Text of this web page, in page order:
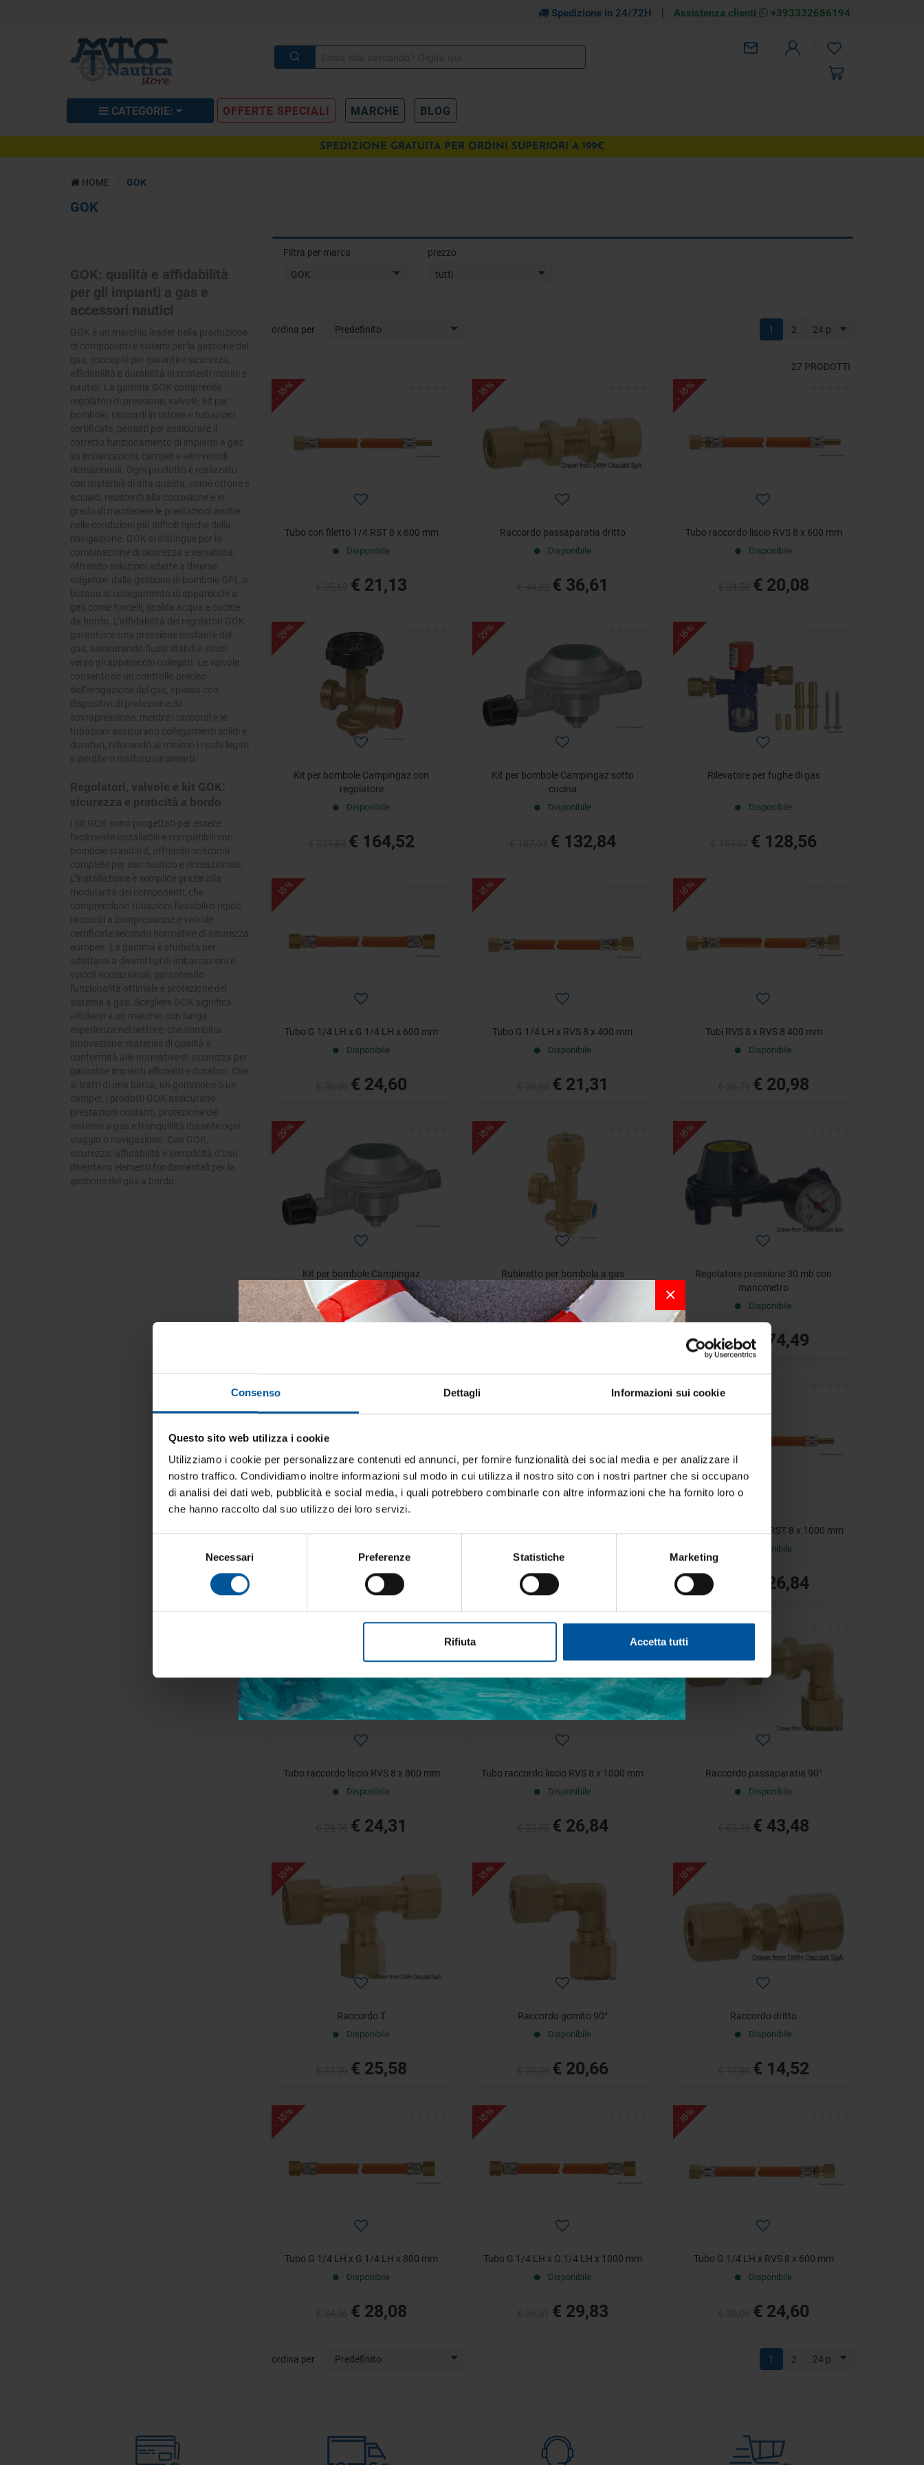
Tieniti aggiornato sulle migliori occasioni per la
tua barca
Iscriviti alla newsletter e ricevi le offerte più vantaggiose e selezionate per chi
vive la nautica ogni giorno. Con MTO trovi tutto ciò che serve davvero a bordo.
Accetto trattamento dati personali
ISCRIVITI
×
Consenso Dettagli Informazioni sui cookie
Questo sito web utilizza i cookie
Utilizziamo i cookie per personalizzare contenuti ed annunci, per fornire funzionalità dei social media e per analizzare il
nostro traffico. Condividiamo inoltre informazioni sul modo in cui utilizza il nostro sito con i nostri partner che si occupano
di analisi dei dati web, pubblicità e social media, i quali potrebbero combinarle con altre informazioni che ha fornito loro o
che hanno raccolto dal suo utilizzo dei loro servizi.
Necessari Preferenze Statistiche Marketing
Rifiuta Accetta tutti
Spedizione in 24/72H | Assistenza clienti +393332686194
CATEGORIE: OFFERTE SPECIALI MARCHE BLOG
SPEDIZIONE GRATUITA PER ORDINI SUPERIORI A 199€
HOME GOK
GOK
GOK: qualità e affidabilità
per gli impianti a gas e
accessori nautici
GOK è un marchio leader nella produzione
di componenti e sistemi per la gestione del
gas, concepiti per garantire sicurezza,
affidabilità e durabilità in contesti marini e
nautici. La gamma GOK comprende
regolatori di pressione, valvole, kit per
bombole, raccordi in ottone e tubazioni
certificate, pensati per assicurare il
corretto funzionamento di impianti a gas
su imbarcazioni, camper e altri veicoli
ricreazionali. Ogni prodotto è realizzato
con materiali di alta qualità, come ottone e
acciaio, resistenti alla corrosione e in
grado di mantenere le prestazioni anche
nelle condizioni più difficili tipiche della
navigazione. GOK si distingue per la
combinazione di sicurezza e versatilità,
offrendo soluzioni adatte a diverse
esigenze: dalla gestione di bombole GPL o
butano al collegamento di apparecchi a
gas come fornelli, scalda acqua e cucine
da bordo. L’affidabilità dei regolatori GOK
garantisce una pressione costante del
gas, assicurando flussi stabili e sicuri
verso gli apparecchi collegati. Le valvole
consentono un controllo preciso
dell’erogazione del gas, spesso con
dispositivi di protezione da
sovrapressione, mentre i raccordi e le
tubazioni assicurano collegamenti solidi e
duraturi, riducendo al minimo i rischi legati
a perdite o malfunzionamenti.
Regolatori, valvole e kit GOK:
sicurezza e praticità a bordo
I kit GOK sono progettati per essere
facilmente installabili e compatibili con
bombole standard, offrendo soluzioni
complete per uso nautico e ricreazionale.
L’installazione è semplice grazie alla
modularità dei componenti, che
comprendono tubazioni flessibili o rigide,
raccordi a compressione e valvole
certificate secondo normative di sicurezza
europee. La gamma è studiata per
adattarsi a diversi tipi di imbarcazioni e
veicoli ricreazionali, garantendo
funzionalità ottimale e protezione del
sistema a gas. Scegliere GOK significa
affidarsi a un marchio con lunga
esperienza nel settore, che combina
innovazione, materiali di qualità e
conformità alle normative di sicurezza per
garantire impianti efficienti e duraturi. Che
si tratti di una barca, un gommone o un
camper, i prodotti GOK assicurano
prestazioni costanti, protezione del
sistema a gas e tranquillità durante ogni
viaggio o navigazione. Con GOK,
sicurezza, affidabilità e semplicità d’uso
diventano elementi fondamentali per la
gestione del gas a bordo.
Filtra per marca
GOK
prezzo
tutti
ordina per Predefinito 24 p
1 2
27 PRODOTTI
- 18%
Tubo con filetto 1/4 RST 8 x 600 mm
Disponibile
€ 21,13
- 18%
Raccordo passaparatia dritto
Disponibile
€ 36,61
- 18%
Tubo raccordo liscio RVS 8 x 600 mm
Disponibile
€ 20,08
- 29%
Kit per bombole Campingaz con
regolatore
Disponibile
€ 164,52
- 29%
Kit per bombole Campingaz sotto
cucina
Disponibile
€ 132,84
- 18%
Rilevatore per fughe di gas
Disponibile
€ 128,56
- 18%
Tubo G 1/4 LH x G 1/4 LH x 600 mm
Disponibile
€ 24,60
- 18%
Tubo G 1/4 LH x RVS 8 x 400 mm
Disponibile
€ 21,31
- 18%
Tubi RVS 8 x RVS 8 400 mm
Disponibile
€ 20,98
- 29%
Kit per bombole Campingaz
Disponibile
- 18%
Rubinetto per bombola a gas
Disponibile
- 18%
Regolatore pressione 30 mb con
manometro
Disponibile
€ 91,21 € 74,49
- 18%
Rubinetto d'intercettazione
€ 47,45
- 18%
Tubo con filetto 1/4 RST 8 x 800 mm
€ 29,76 € 24,31
- 18%
Tubo con filetto 1/4 RST 8 x 1000 mm
Disponibile
€ 26,84
Tubo raccordo liscio RVS 8 x 800 mm
Disponibile
€ 24,31
Tubo raccordo liscio RVS 8 x 1000 mm
Disponibile
€ 26,84
- 18%
Raccordo passaparatia 90°
Disponibile
€ 43,48
- 18%
Raccordo T
Disponibile
€ 25,58
- 18%
Raccordo gomito 90°
Disponibile
€ 20,66
- 18%
Raccordo dritto
Disponibile
€ 14,52
- 18%
Tubo G 1/4 LH x G 1/4 LH x 800 mm
Disponibile
€ 28,08
- 18%
Tubo G 1/4 LH x G 1/4 LH x 1000 mm
Disponibile
€ 29,83
- 18%
Tubo G 1/4 LH x RVS 8 x 600 mm
Disponibile
€ 24,60
ordina per Predefinito 24 p
1 2